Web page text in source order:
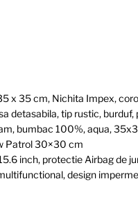
x 35 cm, Nichita Impex,
detasabila, tip rustic, burduf,
bumbac 100%, aqua,
Patrol 30×30 cm
inch, protectie Airbag de
design